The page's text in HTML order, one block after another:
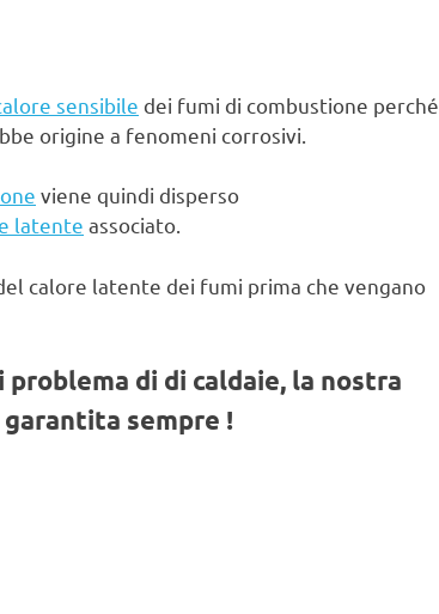
sensibile dei fumi di combustione perché
origine a fenomeni corrosivi.
viene quindi disperso
latente associato.
calore latente dei fumi prima che vengano
di di caldaie, la nostra
sempre !